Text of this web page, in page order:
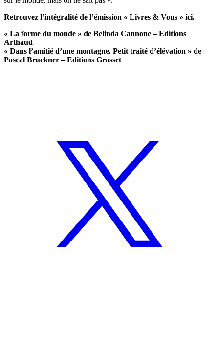
Retrouvez l’intégralité de l’émission « Livres & Vous » ici.
« La forme du monde » de Belinda Cannone – Editions
Arthaud
« Dans l’amitié d’une montagne. Petit traité d’élévation » de
Pascal Bruckner – Editions Grasset